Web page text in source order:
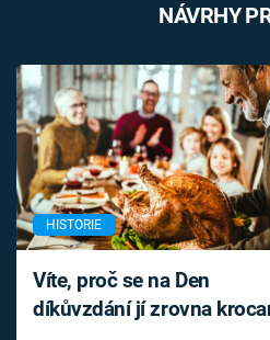
NÁVRHY
HISTORIE
Víte, proč se na Den
díkůvzdání jí zrovna